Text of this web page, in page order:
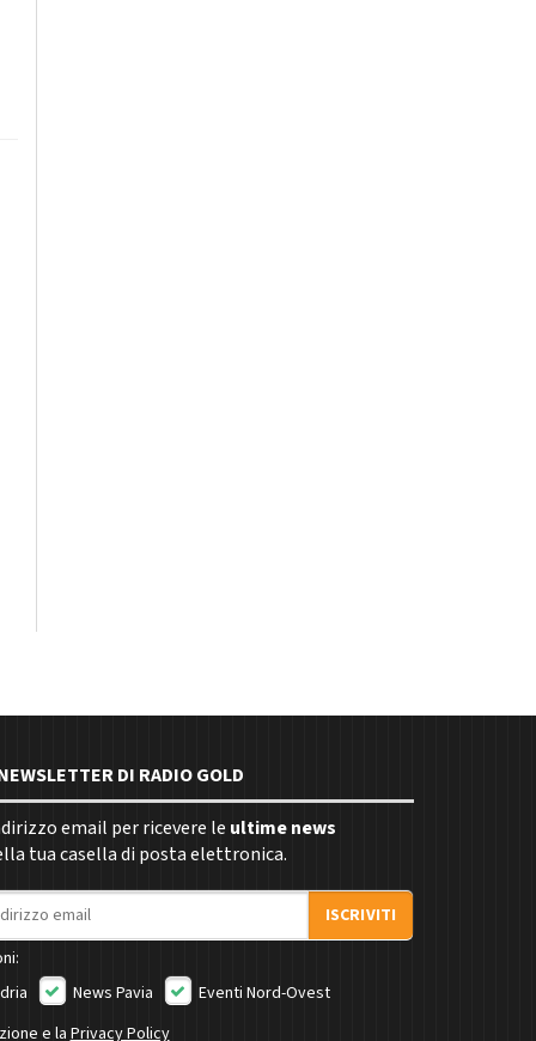
DI RADIO GOLD
email per ricevere le ultime news
tua casella di posta elettronica.
ISCRIVITI
News Pavia
Eventi Nord-Ovest
e la Privacy Policy